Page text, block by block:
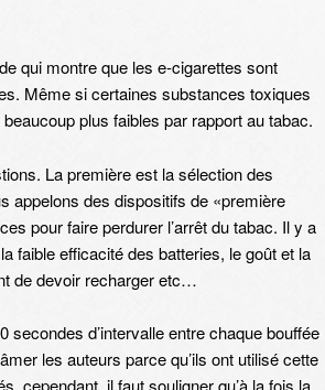
qui montre que les e-cigarettes sont
Même si certaines substances toxiques
plus faibles par rapport au tabac.
La première est la sélection des
appelons des dispositifs de «première
pour faire perdurer l’arrêt du tabac. Il y a
faible efficacité des batteries, le goût et la
de devoir recharger etc…
d’intervalle entre chaque bouffée
les auteurs parce qu’ils ont utilisé cette
cependant, il faut souligner qu’à la fois la